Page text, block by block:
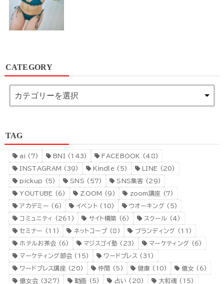
CATEGORY
TAG
ai (7) BNI(143) FACEBOOK (48)
INSTAGRAM (39) Kindle (5) LINE (20)
pickup (5) SNS (57) SNS集客 (29)
YOUTUBE (6) ZOOM (9) zoom講座 (7)
アカデミー (6) イベント (10) ウオーキング (5)
コミュニティ (261) サイト構築 (6) スクール (4)
セミナー (11) ネットコープ (8) ブランディング (11)
ホテルお茶会 (6) マジスゴイ塾(23) マーケティング (6)
マーケティング部会 (15) ワードプレス (31)
ワードプレス講座(20) 仲間 (5) 健康 (10) 億女(6)
億女会 (327) 動画 (5) 占い (20) 大和魂 (15)